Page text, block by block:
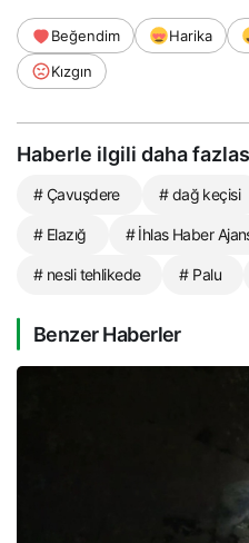
Beğendim Harika
Kızgın
Haberle ilgili daha
# Çavuşdere # dağ keçisi
# Elazığ # İhlas Haber
# nesli tehlikede # Palu
Benzer Haberler